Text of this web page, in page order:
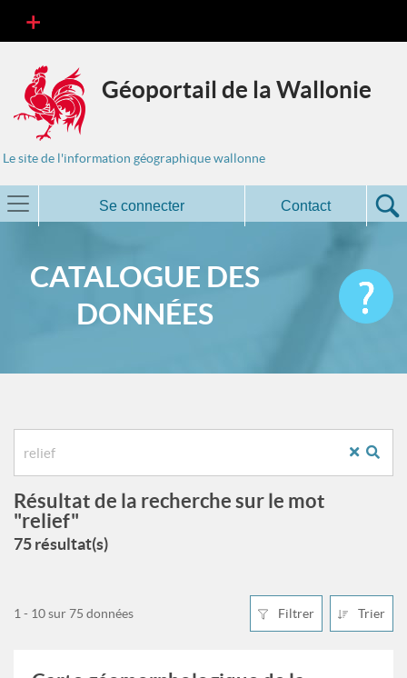
Géoportail de la Wallonie
Le site de l'information géographique wallonne
Se connecter Contact
CATALOGUE DES
DONNÉES
Résultat de la recherche sur le mot
"relief"
75 résultat(s)
Filtrer Trier
1 - 10 sur 75 données